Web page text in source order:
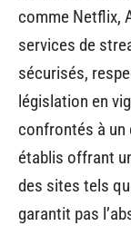
comme Netflix,
services de
sécurisés,
législation en
confrontés à un
établis offrant
des sites tels
garantit pas